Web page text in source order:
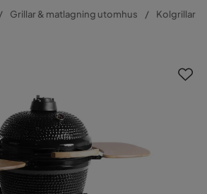
Grillar & matlagning utomhus Kolgrillar